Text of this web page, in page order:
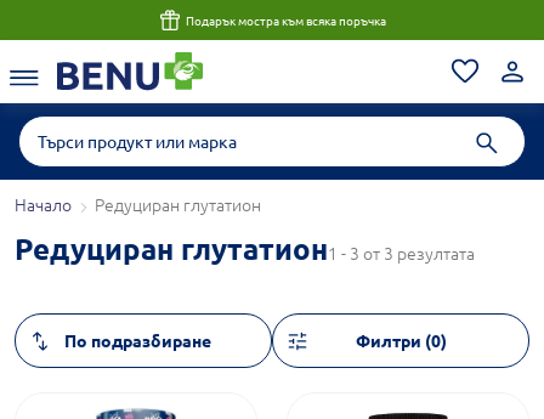
Подарък мостра към всяка поръчка
Начало Редуциран глутатион
Редуциран глутатион1 - 3 от 3 резултата
Филтри (0)